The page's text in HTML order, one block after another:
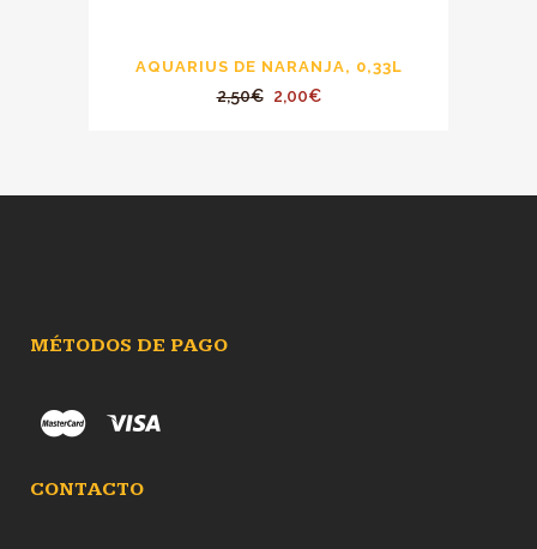
AQUARIUS DE NARANJA, 0,33L
2,50€ El
2,00€El
MÉTODOS DE PAGO
CONTACTO